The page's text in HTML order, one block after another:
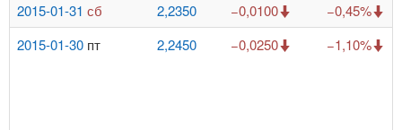
2015-01-31 сб 2,2350 −0,0100
−0,45%
2015-01-30 пт 2,2450 −0,0250 −1,10%